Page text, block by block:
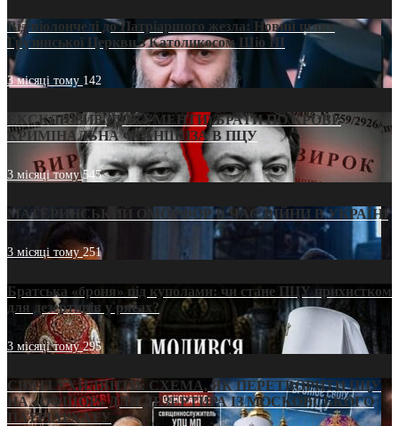
Від віолончелі до Патріаршого жезла: Новий шлях
Грузинської Церкви з Католикосом Шіо III
3 місяці тому 142
ЕКСКЛЮЗИВ (ДОКУМЕНТИ)/БРАТИ ПО КРОВІ:
КРИМІНАЛЬНА ФРАНШИЗА В ПЦУ
3 місяці тому545
МАТЕРИНСЬКИЙ ОМОРФОР В ЧАС ВІЙНИ В УКРАЇНІ
3 місяці тому251
Братська «броня» під куполами: чи стане ПЦУ прихистком
для дезертирів у рясах?
3 місяці тому295
СВЯТІ УХИЛЯНТИ: СХЕМА, ЯК ПЕРЕТВОРИТИ ПЦУ
НА «ОФШОР» ДЛЯ ДЕЗЕРТИРА ІЗ МОСКОВСЬКОГО
ПАТРІАРХАТУ